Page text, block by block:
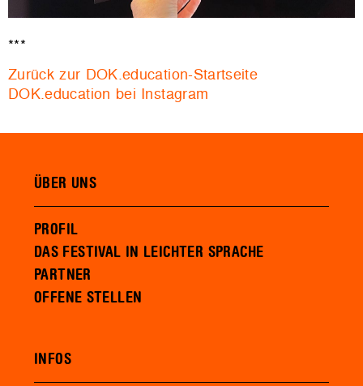
***
Zurück zur DOK.education-Startseite
DOK.education bei Instagram
ÜBER UNS
PROFIL
DAS FESTIVAL IN LEICHTER SPRACHE
PARTNER
OFFENE STELLEN
INFOS